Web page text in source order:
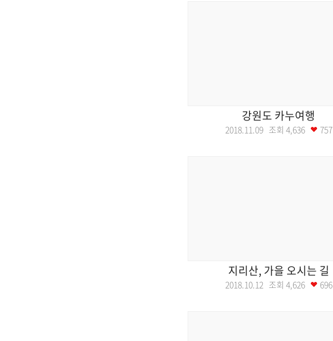
강원도 카누여행
2018.11.09 조회 4,636 757
지리산, 가을 오시는 길
2018.10.12 조회 4,626 696